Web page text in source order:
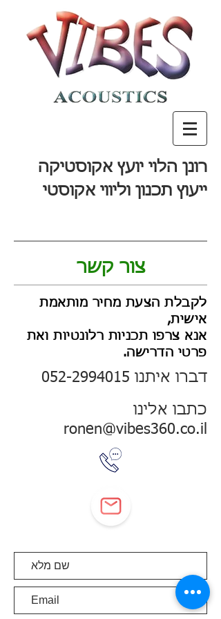
רונן הלוי יועץ אקוסטיקה
ייעוץ תכנון וליווי אקוסטי
צור קשר
לקבלת הצעת מחיר מותאמת
אישית,
אנא צרפו תכניות רלונטיות ואת
פרטי הדרישה.
דברו איתנו 052-2994015
כתבו אלינו
ronen@vibes360.co.il